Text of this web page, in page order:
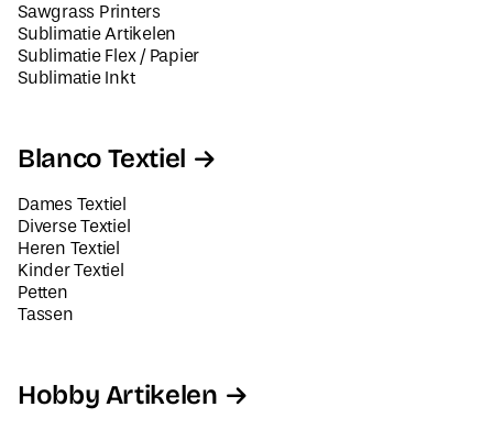
Sawgrass Printers
Sublimatie Artikelen
Sublimatie Flex / Papier
Sublimatie Inkt
Blanco Textiel
Dames Textiel
Diverse Textiel
Heren Textiel
Kinder Textiel
Petten
Tassen
Hobby Artikelen